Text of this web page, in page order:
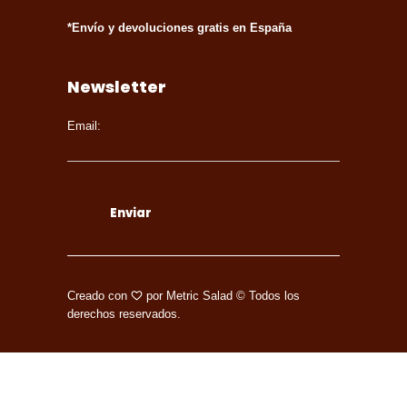
*Envío y devoluciones gratis en España
Newsletter
Email:
Creado con por Metric Salad © Todos los
derechos reservados.